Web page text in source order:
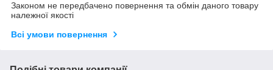
Законом не передбачено повернення та обмін даного товару
належної якості
Всі умови повернення